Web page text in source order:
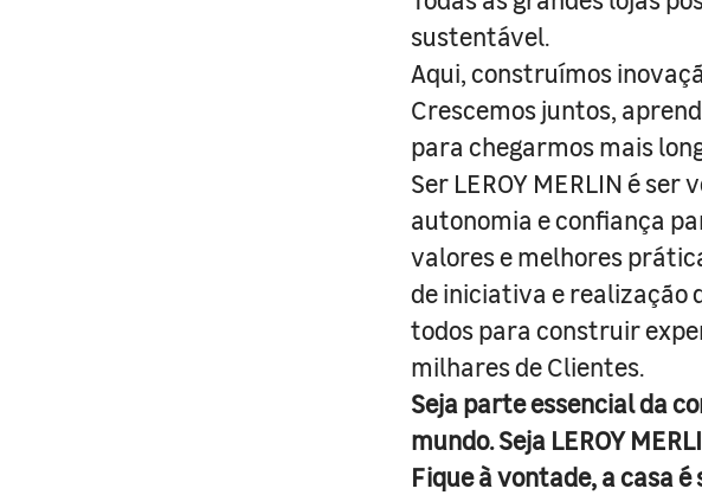
sustentável.
Aqui, construímos
Crescemos juntos,
para chegarmos mais
Ser LEROY MERLIN é
autonomia e confiança
valores e melhores
de iniciativa e realização
todos para construir
milhares de Clientes.
Seja parte essencial da
mundo. Seja LEROY
Fique à vontade, a casa é